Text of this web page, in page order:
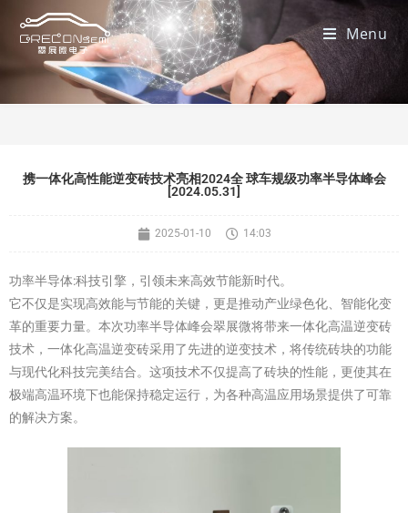
Menu
携一体化高性能逆变砖技术亮相2024全 球车规级功率半导体峰会
[2024.05.31]
2025-01-10 14:03
功率半导体:科技引擎，引领未来高效节能新时代。
它不仅是实现高效能与节能的关键，更是推动产业绿色化、智能化变
革的重要力量。本次功率半导体峰会翠展微将带来一体化高温逆变砖
技术，一体化高温逆变砖采用了先进的逆变技术，将传统砖块的功能
与现代化科技完美结合。这项技术不仅提高了砖块的性能，更使其在
极端高温环境下也能保持稳定运行，为各种高温应用场景提供了可靠
的解决方案。